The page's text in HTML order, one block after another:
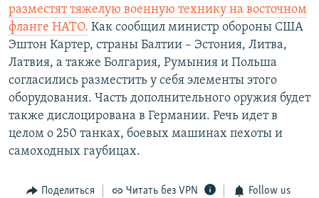
разместят тяжелую военную технику на восточном
фланге НАТО. Как сообщил министр обороны США
Эштон Картер, страны Балтии – Эстония, Литва,
Латвия, а также Болгария, Румыния и Польша
согласились разместить у себя элементы этого
оборудования. Часть дополнительного оружия будет
также дислоцирована в Германии. Речь идет в
целом о 250 танках, боевых машинах пехоты и
самоходных гаубицах.
Поделиться Читать без VPN Follow us